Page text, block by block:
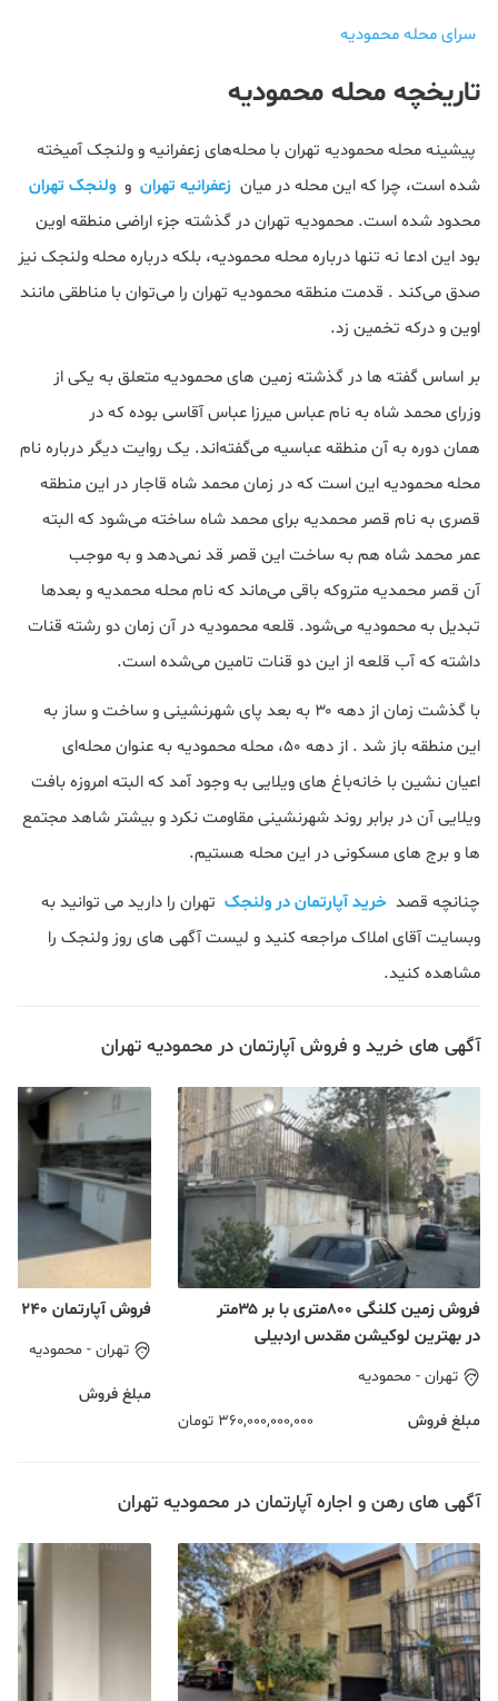
سرای محله محمودیه
تاریخچه محله محمودیه
پیشینه محله محمودیه تهران با محله‌های زعفرانیه و ولنجک آمیخته
شده است، چرا که این محله در میان زعفرانیه تهران و ولنجک تهران
محدود شده است. محمودیه تهران در گذشته جزء اراضی منطقه اوین
بود این ادعا نه تنها درباره محله محمودیه، بلکه درباره محله ولنجک نیز
صدق می‌کند . قدمت منطقه محمودیه تهران را می‌توان با مناطقی مانند
اوین و درکه تخمین زد.
بر اساس گفته ها در گذشته زمین های محمودیه متعلق به یکی از
وزرای محمد شاه به نام عباس میرزا عباس آقاسی بوده که در
همان دوره به آن منطقه عباسیه می‌گفته‌اند. یک روایت دیگر درباره نام
محله محمودیه این است که در زمان محمد شاه قاجار در این منطقه
قصری به نام قصر محمدیه برای محمد شاه ساخته می‌شود که البته
عمر محمد شاه هم به ساخت این قصر قد نمی‌دهد و به موجب
آن قصر محمدیه متروکه باقی می‌ماند که نام محله محمدیه و بعدها
تبدیل به محمودیه می‌شود. قلعه محمودیه در آن زمان دو رشته قنات‌
داشته که آب قلعه از این دو قنات تامین می‌شده است.
با گذشت زمان از دهه ۳۰ به بعد پای شهرنشینی و ساخت و ساز به
این منطقه باز شد . از دهه ۵۰، محله محمودیه به عنوان محله‌ای
اعیان نشین با خانه‌باغ های ویلایی به وجود آمد که البته امروزه بافت
ویلایی آن در برابر روند شهرنشینی مقاومت نکرد و بیشتر شاهد مجتمع
ها و برج های مسکونی در این محله هستیم.
چنانچه قصد خرید آپارتمان در ولنجک تهران را دارید می توانید به
وبسایت آقای املاک مراجعه کنید و لیست آگهی های روز ولنجک را
مشاهده کنید.
آگهی های خرید و فروش آپارتمان در محمودیه تهران
فروش زمین کلنگی ۸۰۰متری با بر ۳۵متر
در بهترین لوکیشن مقدس اردبیلی
تهران - محمودیه
مبلغ فروش 360,000,000,000 تومان
فروش آپارتمان ۲۴۰ متری محمودیه
تهران - محمودیه
مبلغ فروش
آگهی های رهن و اجاره آپارتمان در محمودیه تهران